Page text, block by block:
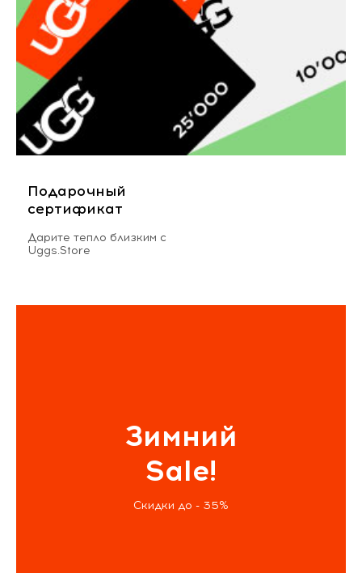
Подарочный
сертификат
Дарите тепло близким с
Uggs.Store
Зимний
Sale!
Скидки до - 35%